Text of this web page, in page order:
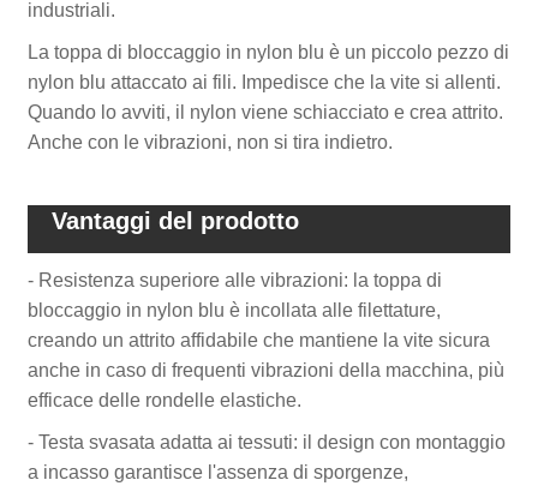
industriali.
La toppa di bloccaggio in nylon blu è un piccolo pezzo di
nylon blu attaccato ai fili. Impedisce che la vite si allenti.
Quando lo avviti, il nylon viene schiacciato e crea attrito.
Anche con le vibrazioni, non si tira indietro.
Vantaggi del prodotto
- Resistenza superiore alle vibrazioni: la toppa di
bloccaggio in nylon blu è incollata alle filettature,
creando un attrito affidabile che mantiene la vite sicura
anche in caso di frequenti vibrazioni della macchina, più
efficace delle rondelle elastiche.
- Testa svasata adatta ai tessuti: il design con montaggio
a incasso garantisce l'assenza di sporgenze,